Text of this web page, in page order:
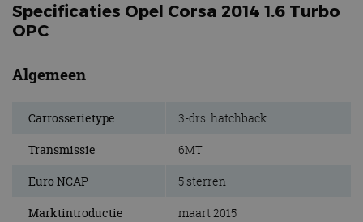
Specificaties Opel Corsa 2014 1.6 Turbo
OPC
Algemeen
Carrosserietype 3-drs. hatchback
Transmissie 6MT
Euro NCAP 5 sterren
Marktintroductie maart 2015